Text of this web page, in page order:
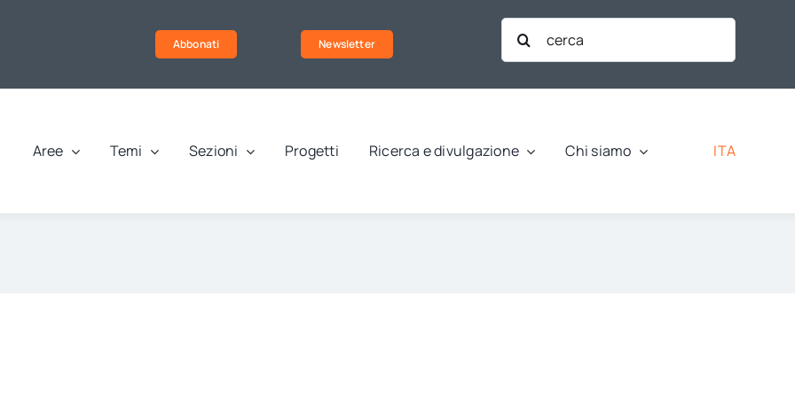
Abbonati Newsletter
Cerca
per:
Aree Temi Sezioni Progetti Ricerca e divulgazione Chi siamo ITA